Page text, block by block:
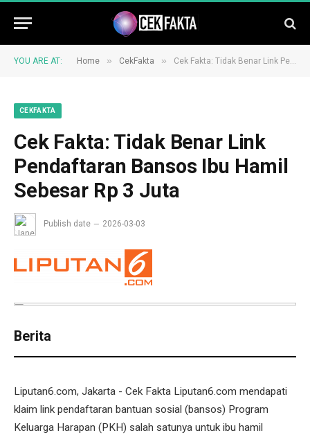
YOU ARE AT: Home » CekFakta » Cek Fakta: Tidak Benar Link Pendaftaran Bansos Ibu Hamil Sebesar Rp 3 Juta
CEKFAKTA
Cek Fakta: Tidak Benar Link
Pendaftaran Bansos Ibu Hamil
Sebesar Rp 3 Juta
Publish date 2026-03-03
Berita
Liputan6.com, Jakarta - Cek Fakta Liputan6.com mendapati
klaim link pendaftaran bantuan sosial (bansos) Program
Keluarga Harapan (PKH) salah satunya untuk ibu hamil